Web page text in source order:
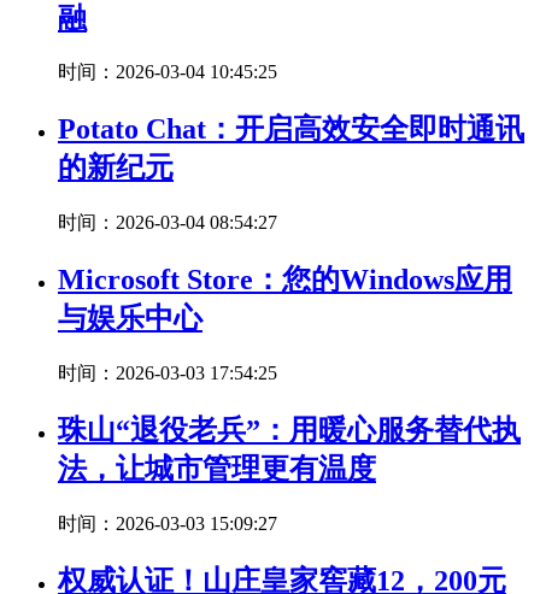
融
时间：2026-03-04 10:45:25
Potato Chat：开启高效安全即时通讯
的新纪元
时间：2026-03-04 08:54:27
Microsoft Store：您的Windows应用
与娱乐中心
时间：2026-03-03 17:54:25
珠山“退役老兵”：用暖心服务替代执
法，让城市管理更有温度
时间：2026-03-03 15:09:27
权威认证！山庄皇家窖藏12，200元